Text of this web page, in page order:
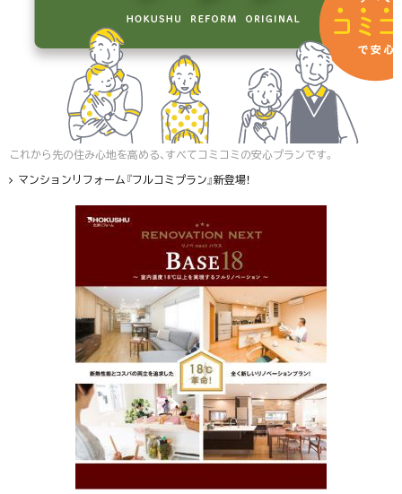
これから先の住み心地を高める、すべてコミコミの安心プランです。
マンションリフォーム『フルコミプラン』新登場！